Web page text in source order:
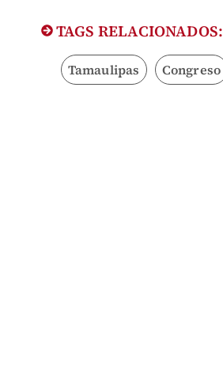
TAGS RELACIONADOS:
Tamaulipas Congreso